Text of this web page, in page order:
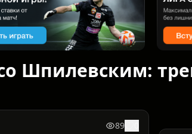
Шпилевским:
89